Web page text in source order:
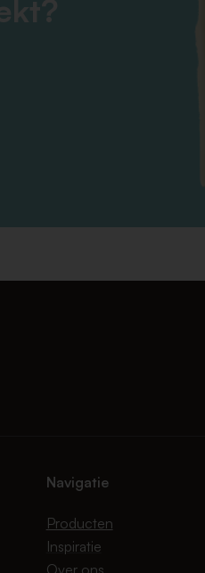
Navigatie
Producten
Inspiratie